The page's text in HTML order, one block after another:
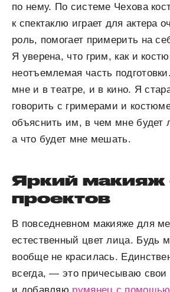
по нему. По системе Чехова
к спектаклю играет для актера
роль, помогает примерить на
Я уверена, что грим, как и
неотъемлемая часть
мне и в театре, и в кино. Я
говорить с гримерами и
объяснить им, в чем мне будет
а что будет мне мешать.
Яркий макияж
проектов
В повседневном макияже для
естественный цвет лица. Будь
вообще не красилась.
всегда, — это причесываю свои